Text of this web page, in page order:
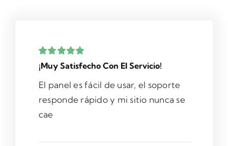
¡Muy Satisfecho Con El Servicio!
El panel es fácil de usar, el soporte
responde rápido y mi sitio nunca se
cae